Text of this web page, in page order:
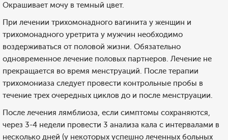
Окрашивает мочу в темный цвет.
При лечении трихомонадного вагинита у женщин и
трихомонадного уретрита у мужчин необходимо
воздерживаться от половой жизни. Обязательно
одновременное лечение половых партнеров. Лечение не
прекращается во время менструаций. После терапии
трихомониаза следует провести контрольные пробы в
течение трех очередных циклов до и после менструации.
После лечения лямблиоза, если симптомы сохраняются,
через 3-4 недели провести 3 анализа кала с интервалами в
несколько дней (у некоторых успешно леченных больных